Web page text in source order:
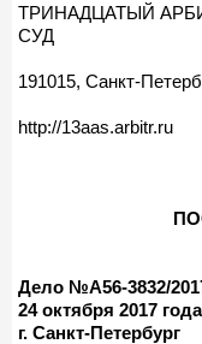
ТРИНАДЦАТЫЙ
СУД
191015, Санкт-
http://13aas.arbitr.ru
Дело №А56-3832/
24 октября 2017 года
г. Санкт-Петербург